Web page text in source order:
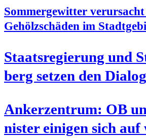
Som­mer­ge­wit­ter
Gehölz­schä­den im
Staats­re­gie­rung und
berg set­zen den
Anker­zen­trum: OB
nis­ter eini­gen sich auf